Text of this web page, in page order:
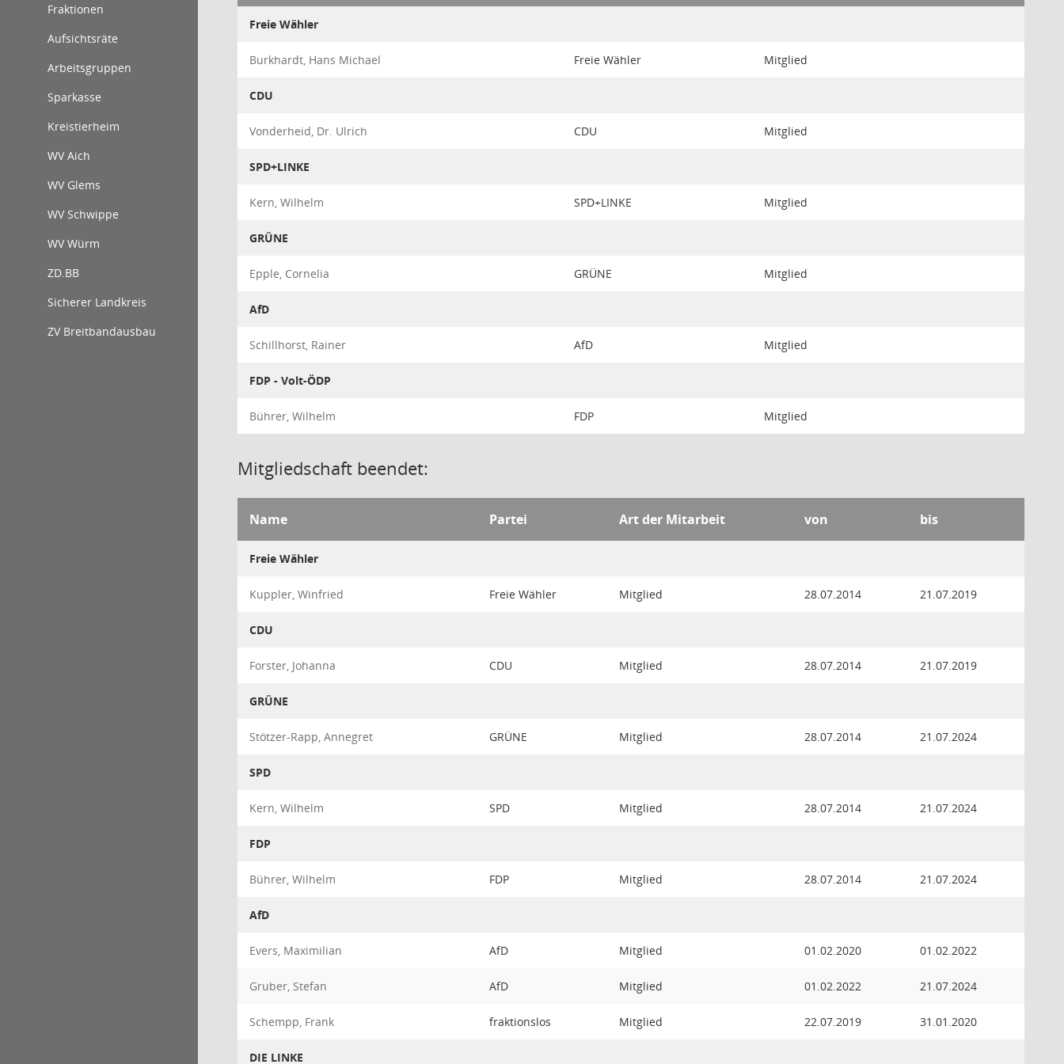
Fraktionen
Aufsichtsräte
Arbeitsgruppen
Sparkasse
Kreistierheim
WV Aich
WV Glems
WV Schwippe
WV Würm
ZD.BB
Sicherer Landkreis
ZV Breitbandausbau
Freie Wähler
Burkhardt, Hans Michael Freie Wähler Mitglied
CDU
Vonderheid, Dr. Ulrich CDU Mitglied
SPD+LINKE
Kern, Wilhelm SPD+LINKE Mitglied
GRÜNE
Epple, Cornelia GRÜNE Mitglied
AfD
Schillhorst, Rainer AfD Mitglied
FDP - Volt-ÖDP
Bührer, Wilhelm FDP Mitglied
Mitgliedschaft beendet:
Name Partei Art der Mitarbeit von bis
Freie Wähler
Kuppler, Winfried Freie Wähler Mitglied 28.07.2014 21.07.2019
CDU
Forster, Johanna CDU Mitglied 28.07.2014 21.07.2019
GRÜNE
Stötzer-Rapp, Annegret GRÜNE Mitglied 28.07.2014 21.07.2024
SPD
Kern, Wilhelm SPD Mitglied 28.07.2014 21.07.2024
FDP
Bührer, Wilhelm FDP Mitglied 28.07.2014 21.07.2024
AfD
Evers, Maximilian AfD Mitglied 01.02.2020 01.02.2022
Gruber, Stefan AfD Mitglied 01.02.2022 21.07.2024
Schempp, Frank fraktionslos Mitglied 22.07.2019 31.01.2020
DIE LINKE